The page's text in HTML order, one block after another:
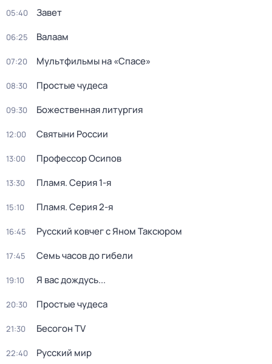
05:40 Завет
06:25 Валаам
07:20 Мультфильмы на «Спасе»
08:30 Простые чудеса
09:30 Божественная литургия
12:00 Святыни России
13:00 Профессор Осипов
13:30 Пламя. Серия 1-я
15:10 Пламя. Серия 2-я
16:45 Русский ковчег с Яном Таксюром
17:45 Семь часов до гибели
19:10 Я вас дождусь...
20:30 Простые чудеса
21:30 Бесогон TV
22:40 Русский мир